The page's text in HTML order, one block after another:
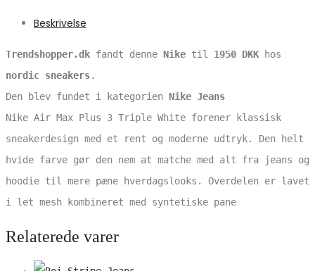
Beskrivelse
Trendshopper.dk fandt denne Nike til 1950 DKK hos
nordic sneakers.
Den blev fundet i kategorien Nike Jeans
Nike Air Max Plus 3 Triple White forener klassisk
sneakerdesign med et rent og moderne udtryk. Den helt
hvide farve gør den nem at matche med alt fra jeans og
hoodie til mere pæne hverdagslooks. Overdelen er lavet
i let mesh kombineret med syntetiske pane
Relaterede varer